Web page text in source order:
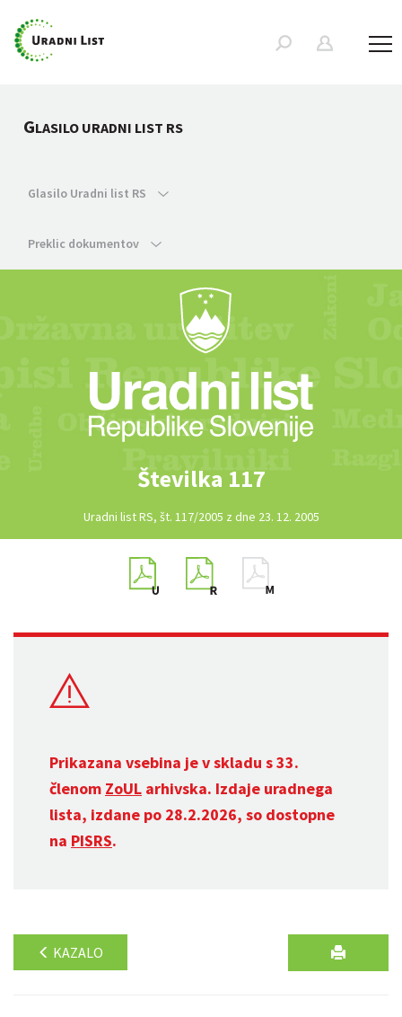
GLASILO URADNI LIST RS
Glasilo Uradni list RS
Preklic dokumentov
Številka 117
Uradni list RS, št. 117/2005 z dne 23. 12. 2005
Prikazana vsebina je v skladu s 33.
členom ZoUL arhivska. Izdaje uradnega
lista, izdane po 28.2.2026, so dostopne
na PISRS.
KAZALO